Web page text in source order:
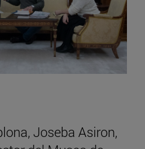
Joseba Asiron,